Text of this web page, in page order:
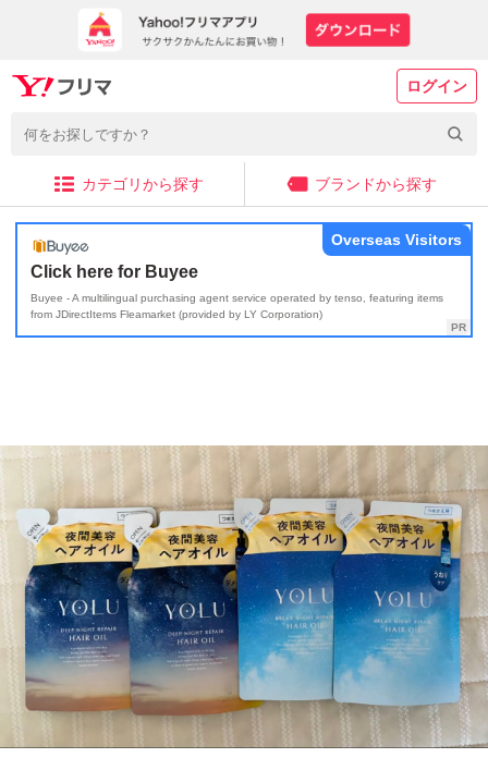
ログイン
カテゴリから探す ブランドから探す
Click here for Buyee
Buyee - A multilingual purchasing agent service operated by tenso, featuring items
from JDirectItems Fleamarket (provided by LY Corporation)
Overseas Visitors